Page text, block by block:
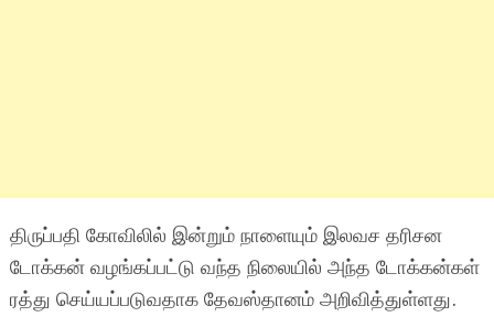
திருப்பதி கோவிலில் இன்றும் நாளையும் இலவச தரிசன
டோக்கன் வழங்கப்பட்டு வந்த நிலையில் அந்த டோக்கன்கள்
ரத்து செய்யப்படுவதாக தேவஸ்தானம் அறிவித்துள்ளது.